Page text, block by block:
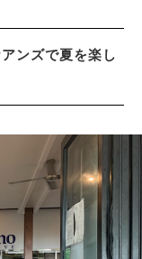
ンズで夏を楽し